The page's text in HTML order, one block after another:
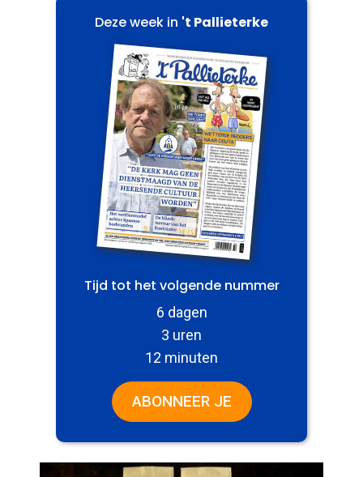
Deze week in 't Pallieterke
Tijd tot het volgende nummer
6 dagen
3 uren
12 minuten
ABONNEER JE